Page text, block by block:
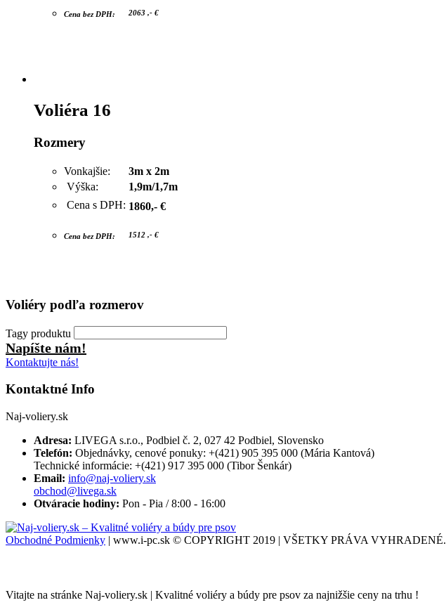
Cena bez DPH: 2063 ,- €
Voliéra 16
Rozmery
Vonkajšie:
3m x 2m
Výška:
1,9m/1,7m
Cena s DPH:
Cena bez DPH:
1860,- €
1512 ,- €
Voliéry podľa rozmerov
Tagy produktu
Napíšte nám!
Kontaktujte nás!
Kontaktné Info
Naj-voliery.sk
Adresa: LIVEGA s.r.o., Podbiel č. 2, 027 42 Podbiel, Slovensko
Telefón: Objednávky, cenové ponuky: +(421) 905 395 000 (Mária Kantová)
Technické informácie: +(421) 917 395 000 (Tibor Šenkár)
Email: info@naj-voliery.sk
obchod@livega.sk
Otváracie hodiny: Pon - Pia / 8:00 - 16:00
Obchodné Podmienky | www.i-pc.sk © COPYRIGHT 2019 | VŠETKY PRÁVA VYHRADENÉ.
Vitajte na stránke Naj-voliery.sk | Kvalitné voliéry a búdy pre psov za najnižšie ceny na trhu !